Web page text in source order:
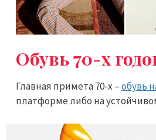
Обувь 70-х
Главная примета 70-х –обувь
платформе либо на